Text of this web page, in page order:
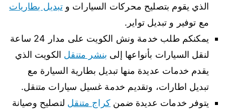
الذي يقوم بتصليح محركات السيارات وتبديل بطاريات
مع توفير و تبديل تواير.
يمكنكم طلب خدمة ونش الكويت على مدار 24 ساعة
لنقل السيارات بأنواعها إلى بنشر متنقل الكويت الذي
يقدم خدمات عديدة منها تبديل بطارية السيارة مع
تبديل اطارات، وتقديم خدمة غسيل سيارات متنقل.
يتوفر خدمات عديدة ضمن كراج متنقل لتصليح وصيانة